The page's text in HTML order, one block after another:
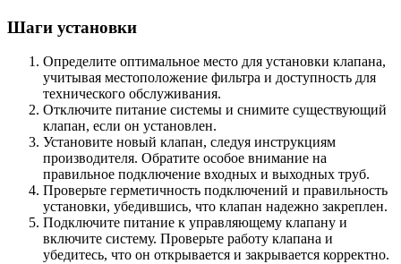
Шаги установки
Определите оптимальное место для установки клапана,
учитывая местоположение фильтра и доступность для
технического обслуживания.
Отключите питание системы и снимите существующий
клапан, если он установлен.
Установите новый клапан, следуя инструкциям
производителя. Обратите особое внимание на
правильное подключение входных и выходных труб.
Проверьте герметичность подключений и правильность
установки, убедившись, что клапан надежно закреплен.
Подключите питание к управляющему клапану и
включите систему. Проверьте работу клапана и
убедитесь, что он открывается и закрывается корректно.